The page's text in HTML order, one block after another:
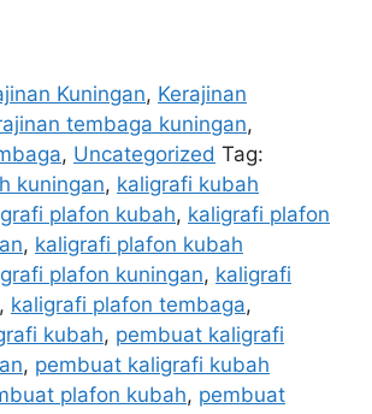
Kuningan, Kerajinan
tembaga kuningan,
, Uncategorized Tag:
kuningan, kaligrafi kubah
plafon kubah, kaligrafi plafon
, kaligrafi plafon kubah
plafon kuningan, kaligrafi
, kaligrafi plafon tembaga,
kubah, pembuat kaligrafi
, pembuat kaligrafi kubah
plafon kubah, pembuat